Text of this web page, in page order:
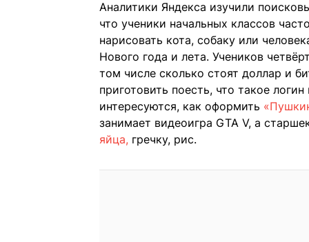
Аналитики Яндекса изучили
что ученики начальных классов
нарисовать кота, собаку или
Нового года и лета. Учеников
том числе сколько стоят доллар и
приготовить поесть, что такое
интересуются, как оформить
занимает видеоигра GTA V, а
яйца, гречку, рис.